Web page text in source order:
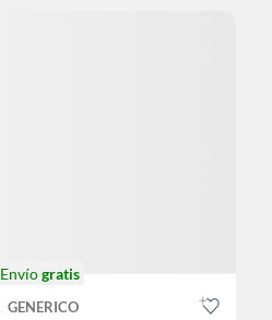
Envíogratis
GENERICO